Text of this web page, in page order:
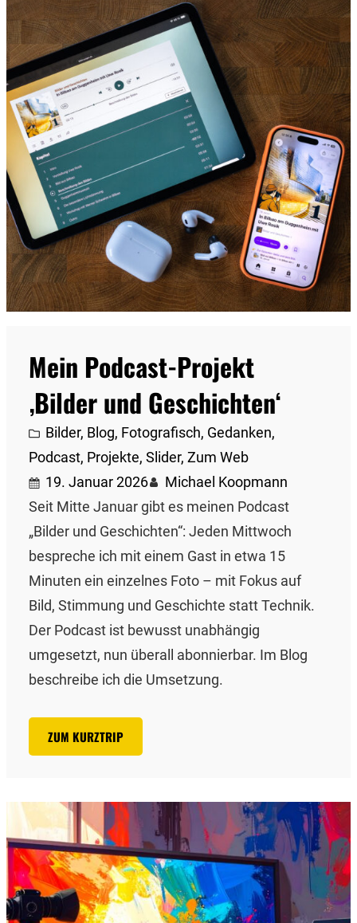
Mein Podcast-Projekt
‚Bilder und Geschichten‘
Bilder, Blog, Fotografisch, Gedanken
Podcast, Projekte, Slider, Zum Web
19. Januar 2026
Michael Koopmann
Seit Mitte Januar gibt es meinen Podcast
„Bilder und Geschichten“: Jeden Mittwoch
bespreche ich mit einem Gast in etwa 15
Minuten ein einzelnes Foto – mit Fokus auf
Bild, Stimmung und Geschichte statt Technik.
Der Podcast ist bewusst unabhängig
umgesetzt, nun überall abonnierbar. Im Blog
beschreibe ich die Umsetzung.
ZUM KURZTRIP